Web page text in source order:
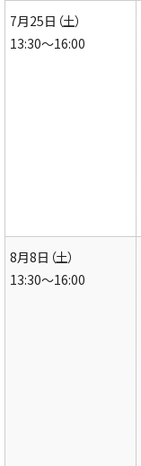
7月25日（土）
13:30～16:00
8月8日（土）
13:30～16:00